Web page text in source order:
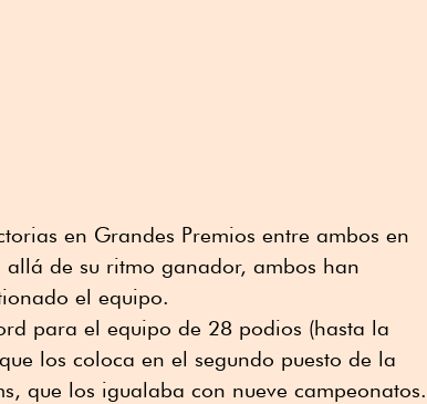
en Grandes Premios entre ambos en
de su ritmo ganador, ambos han
el equipo.
para el equipo de 28 podios (hasta la
los coloca en el segundo puesto de la
que los igualaba con nueve campeonatos.